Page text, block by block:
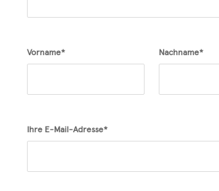
Vorname* Nachname*
Ihre E-Mail-Adresse*